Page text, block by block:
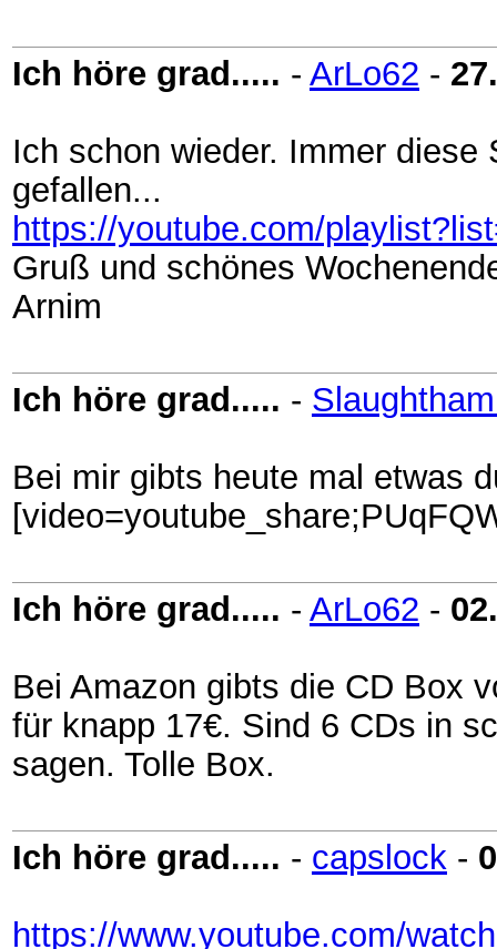
Ich höre grad..... - ArLo62 -
Ich schon wieder. Immer
gefallen...
https://youtube.com/
Gruß und schönes
Arnim
Ich höre grad..... -
Bei mir gibts heute mal etwas
Ich höre grad..... - ArLo62 -
Bei Amazon gibts die CD Box
für knapp 17€. Sind 6 CDs in
sagen. Tolle Box.
Ich höre grad..... - capslock -
https://www.youtube.com/